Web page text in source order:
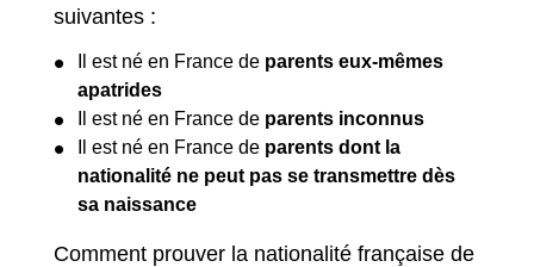
suivantes :
Il est né en France de parents eux-mêmes
apatrides
Il est né en France de parents inconnus
Il est né en France de parents dont la
nationalité ne peut pas se transmettre dès
sa naissance
Comment prouver la nationalité française de